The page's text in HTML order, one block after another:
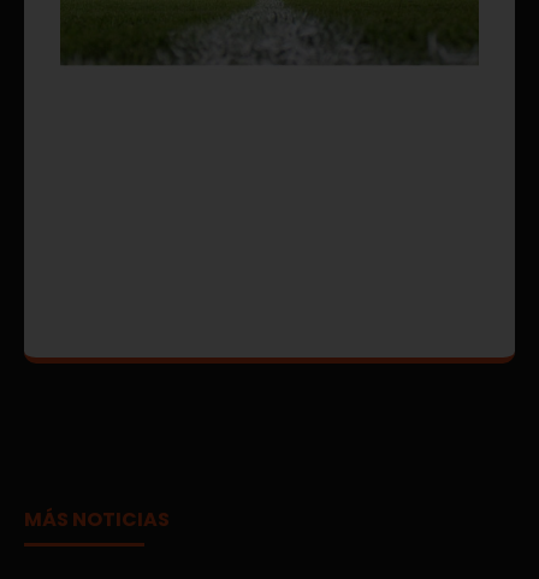
MÁS NOTICIAS